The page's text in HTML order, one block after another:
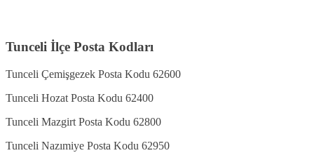
Tunceli İlçe Posta Kodları
Tunceli Çemişgezek Posta Kodu 62600
Tunceli Hozat Posta Kodu 62400
Tunceli Mazgirt Posta Kodu 62800
Tunceli Nazımiye Posta Kodu 62950